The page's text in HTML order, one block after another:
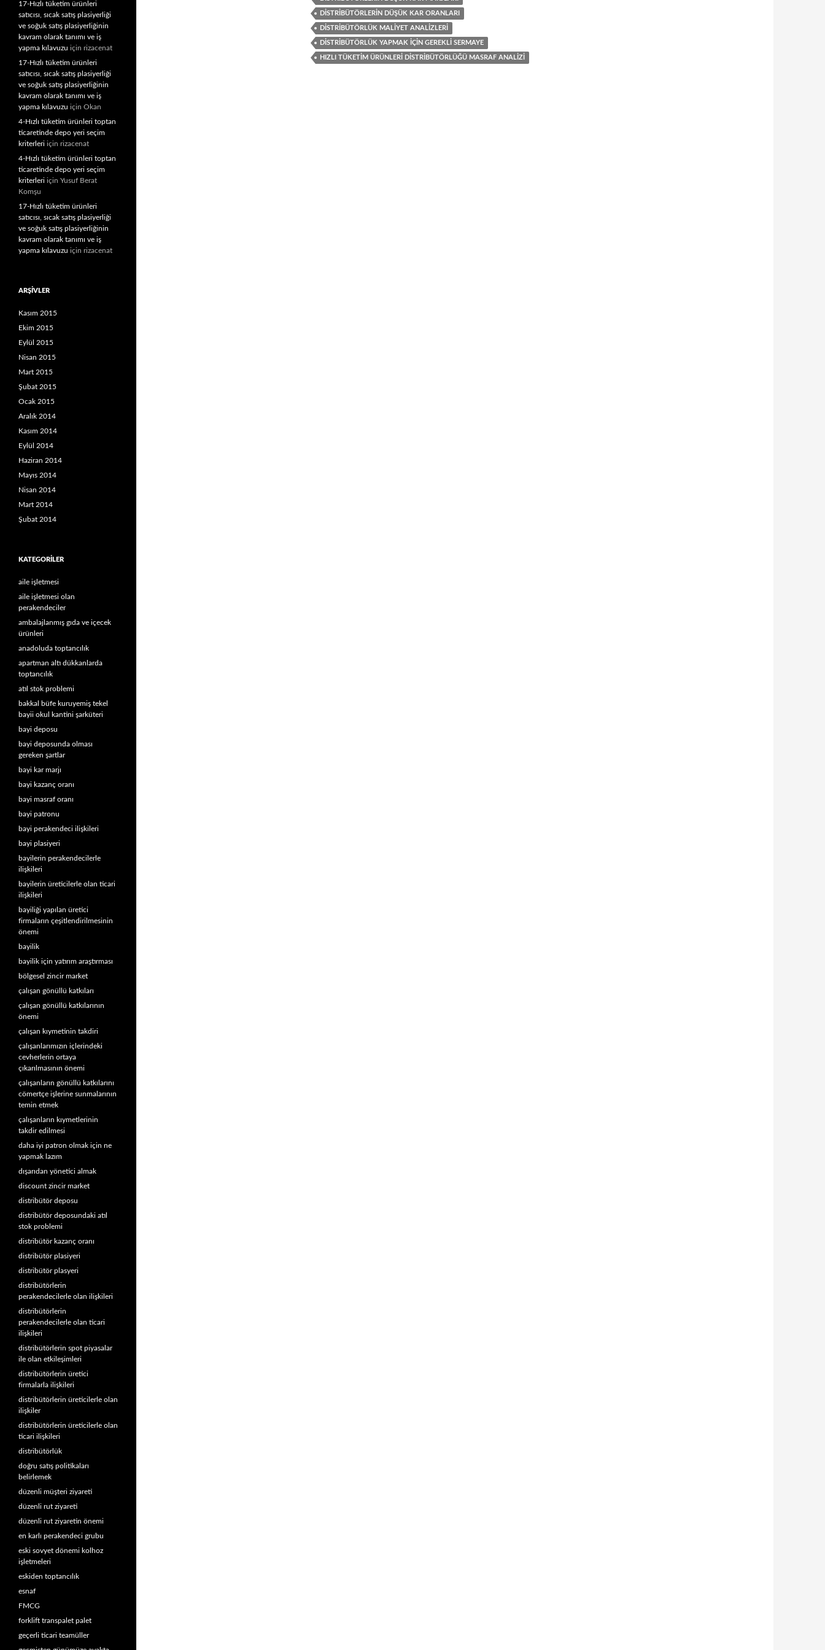
DISTRIBÜTÖRLERIN DÜŞÜK KAR ORANLARI
DISTRIBÜTÖRLÜK MALIYET ANALIZLERI
DISTRIBÜTÖRLÜK YAPMAK IÇIN GEREKLI SERMAYE
HIZLI TÜKETIM ÜRÜNLERI DISTRIBÜTÖRLÜĞÜ MASRAF ANALIZI
17-Hızlı tüketim ürünleri
satıcısı, sıcak satış plasiyerliği
ve soğuk satış plasiyerliğinin
kavram olarak tanımı ve iş
yapma kılavuzu için rizacenat
17-Hızlı tüketim ürünleri
satıcısı, sıcak satış plasiyerliği
ve soğuk satış plasiyerliğinin
kavram olarak tanımı ve iş
yapma kılavuzu için Okan
4-Hızlı tüketim ürünleri toptan
ticaretinde depo yeri seçim
kriterleri için rizacenat
4-Hızlı tüketim ürünleri toptan
ticaretinde depo yeri seçim
kriterleri için Yusuf Berat
Komşu
17-Hızlı tüketim ürünleri
satıcısı, sıcak satış plasiyerliği
ve soğuk satış plasiyerliğinin
kavram olarak tanımı ve iş
yapma kılavuzu için rizacenat
ARŞIVLER
Kasım 2015
Ekim 2015
Eylül 2015
Nisan 2015
Mart 2015
Şubat 2015
Ocak 2015
Aralık 2014
Kasım 2014
Eylül 2014
Haziran 2014
Mayıs 2014
Nisan 2014
Mart 2014
Şubat 2014
KATEGORILER
aile işletmesi
aile işletmesi olan
perakendeciler
ambalajlanmış gıda ve içecek
ürünleri
anadoluda toptancılık
apartman altı dükkanlarda
toptancılık
atıl stok problemi
bakkal büfe kuruyemiş tekel
bayii okul kantini şarküteri
bayi deposu
bayi deposunda olması
gereken şartlar
bayi kar marjı
bayi kazanç oranı
bayi masraf oranı
bayi patronu
bayi perakendeci ilişkileri
bayi plasiyeri
bayilerin perakendecilerle
ilişkileri
bayilerin üreticilerle olan ticari
ilişkileri
bayiliği yapılan üretici
firmaların çeşitlendirilmesinin
önemi
bayilik
bayilik için yatırım araştırması
bölgesel zincir market
çalışan gönüllü katkıları
çalışan gönüllü katkılarının
önemi
çalışan kıymetinin takdiri
çalışanlarımızın içlerindeki
cevherlerin ortaya
çıkarılmasının önemi
çalışanların gönüllü katkılarını
cömertçe işlerine sunmalarının
temin etmek
çalışanların kıymetlerinin
takdir edilmesi
daha iyi patron olmak için ne
yapmak lazım
dışarıdan yönetici almak
discount zincir market
distribütör deposu
distribütör deposundaki atıl
stok problemi
distribütör kazanç oranı
distribütör plasiyeri
distribütör plasyeri
distribütörlerin
perakendecilerle olan ilişkileri
distribütörlerin
perakendecilerle olan ticari
ilişkileri
distribütörlerin spot piyasalar
ile olan etkileşimleri
distribütörlerin üretici
firmalarla ilişkileri
distribütörlerin üreticilerle olan
ilişkiler
distribütörlerin üreticilerle olan
ticari ilişkileri
distribütörlük
doğru satış politikaları
belirlemek
düzenli müşteri ziyareti
düzenli rut ziyareti
düzenli rut ziyaretin önemi
en karlı perakendeci grubu
eski sovyet dönemi kolhoz
işletmeleri
eskiden toptancılık
esnaf
FMCG
forklift transpalet palet
geçerli ticari teamüller